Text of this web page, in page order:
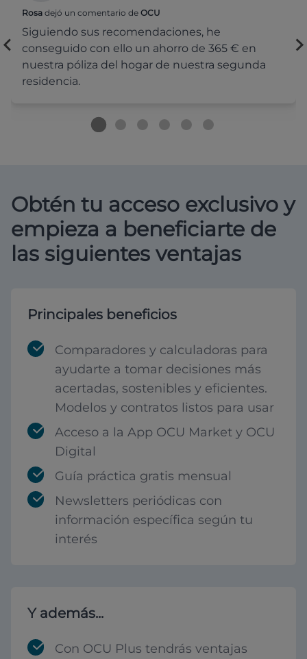
Rosa dejó un comentario de OCU
Siguiendo sus recomendaciones, he
conseguido con ello un ahorro de 365 € en
nuestra póliza del hogar de nuestra segunda
residencia.
Obtén tu acceso exclusivo y
empieza a beneficiarte de
las siguientes ventajas
Principales beneficios
Comparadores y calculadoras para
ayudarte a tomar decisiones más
acertadas, sostenibles y eficientes.
Modelos y contratos listos para usar
Acceso a la App OCU Market y OCU
Digital
Guía práctica gratis mensual
Newsletters periódicas con
información específica según tu
interés
Y además...
Con OCU Plus tendrás ventajas